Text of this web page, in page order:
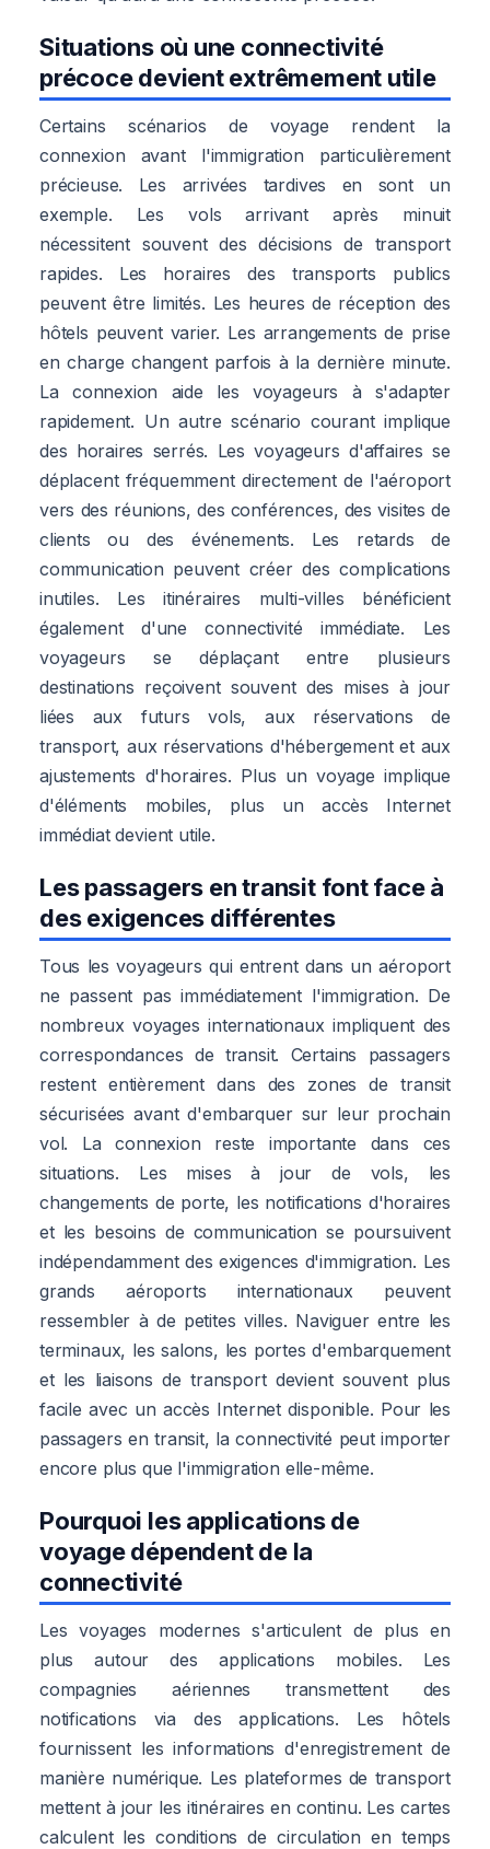
Situations où une connectivité
précoce devient extrêmement utile
Certains scénarios de voyage rendent la
connexion avant l'immigration particulièrement
précieuse. Les arrivées tardives en sont un
exemple. Les vols arrivant après minuit
nécessitent souvent des décisions de transport
rapides. Les horaires des transports publics
peuvent être limités. Les heures de réception des
hôtels peuvent varier. Les arrangements de prise
en charge changent parfois à la dernière minute.
La connexion aide les voyageurs à s'adapter
rapidement. Un autre scénario courant implique
des horaires serrés. Les voyageurs d'affaires se
déplacent fréquemment directement de l'aéroport
vers des réunions, des conférences, des visites de
clients ou des événements. Les retards de
communication peuvent créer des complications
inutiles. Les itinéraires multi-villes bénéficient
également d'une connectivité immédiate. Les
voyageurs se déplaçant entre plusieurs
destinations reçoivent souvent des mises à jour
liées aux futurs vols, aux réservations de
transport, aux réservations d'hébergement et aux
ajustements d'horaires. Plus un voyage implique
d'éléments mobiles, plus un accès Internet
immédiat devient utile.
Les passagers en transit font face à
des exigences différentes
Tous les voyageurs qui entrent dans un aéroport
ne passent pas immédiatement l'immigration. De
nombreux voyages internationaux impliquent des
correspondances de transit. Certains passagers
restent entièrement dans des zones de transit
sécurisées avant d'embarquer sur leur prochain
vol. La connexion reste importante dans ces
situations. Les mises à jour de vols, les
changements de porte, les notifications d'horaires
et les besoins de communication se poursuivent
indépendamment des exigences d'immigration. Les
grands aéroports internationaux peuvent
ressembler à de petites villes. Naviguer entre les
terminaux, les salons, les portes d'embarquement
et les liaisons de transport devient souvent plus
facile avec un accès Internet disponible. Pour les
passagers en transit, la connectivité peut importer
encore plus que l'immigration elle-même.
Pourquoi les applications de
voyage dépendent de la
connectivité
Les voyages modernes s'articulent de plus en
plus autour des applications mobiles. Les
compagnies aériennes transmettent des
notifications via des applications. Les hôtels
fournissent les informations d'enregistrement de
manière numérique. Les plateformes de transport
mettent à jour les itinéraires en continu. Les cartes
calculent les conditions de circulation en temps